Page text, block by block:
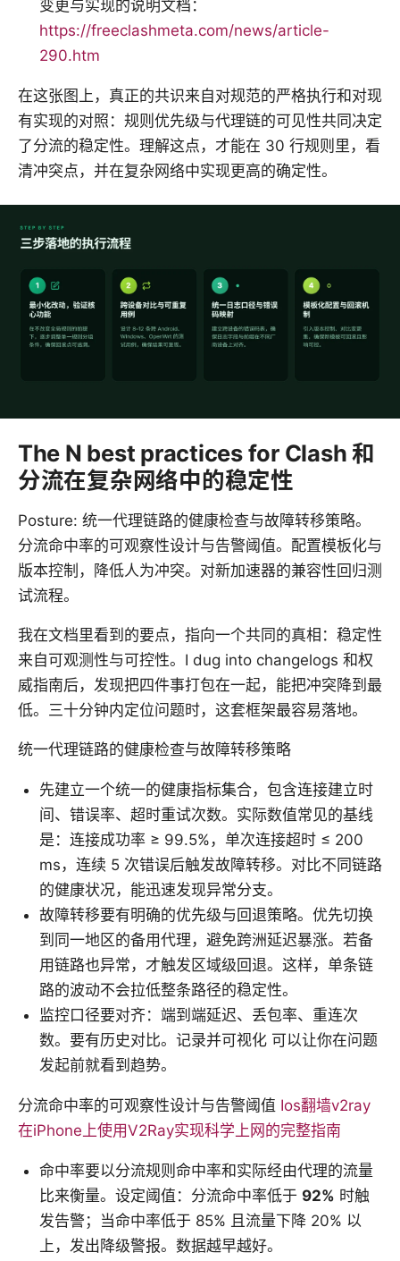
变更与实现的说明文档：
https://freeclashmeta.com/news/article-
290.htm
在这张图上，真正的共识来自对规范的严格执行和对现
有实现的对照：规则优先级与代理链的可见性共同决定
了分流的稳定性。理解这点，才能在 30 行规则里，看
清冲突点，并在复杂网络中实现更高的确定性。
The N best practices for Clash 和
分流在复杂网络中的稳定性
Posture: 统一代理链路的健康检查与故障转移策略。
分流命中率的可观察性设计与告警阈值。配置模板化与
版本控制，降低人为冲突。对新加速器的兼容性回归测
试流程。
我在文档里看到的要点，指向一个共同的真相：稳定性
来自可观测性与可控性。I dug into changelogs 和权
威指南后，发现把四件事打包在一起，能把冲突降到最
低。三十分钟内定位问题时，这套框架最容易落地。
统一代理链路的健康检查与故障转移策略
先建立一个统一的健康指标集合，包含连接建立时
间、错误率、超时重试次数。实际数值常见的基线
是：连接成功率 ≥ 99.5%，单次连接超时 ≤ 200
ms，连续 5 次错误后触发故障转移。对比不同链路
的健康状况，能迅速发现异常分支。
故障转移要有明确的优先级与回退策略。优先切换
到同一地区的备用代理，避免跨洲延迟暴涨。若备
用链路也异常，才触发区域级回退。这样，单条链
路的波动不会拉低整条路径的稳定性。
监控口径要对齐：端到端延迟、丢包率、重连次
数。要有历史对比。记录并可视化 可以让你在问题
发起前就看到趋势。
分流命中率的可观察性设计与告警阈值 Ios翻墙v2ray
在iPhone上使用V2Ray实现科学上网的完整指南
命中率要以分流规则命中率和实际经由代理的流量
比来衡量。设定阈值：分流命中率低于 92% 时触
发告警；当命中率低于 85% 且流量下降 20% 以
上，发出降级警报。数据越早越好。